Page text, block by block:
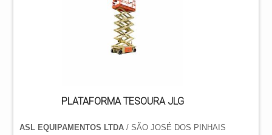
empresa comprometida com os serviços,
acha o site da ASL Equipamentos. Uma
empresa com alto know-how em
PLATAFORMA TESOURA JLG
ASL EQUIPAMENTOS LTDA/ SÃO JOSÉ DOS PINHAIS